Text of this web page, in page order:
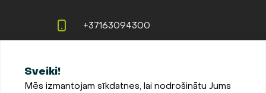
Sveiki!
Mēs izmantojam sīkdatnes, lai nodrošinātu Jums
+37163094300
LV-3002, Latvija